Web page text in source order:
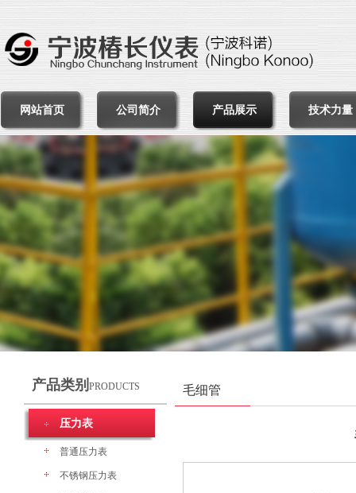
网站首页 公司简介 产品展示 技术力量
产品类别 PRODUCTS
压力表
普通压力表
不锈钢压力表
毛细管